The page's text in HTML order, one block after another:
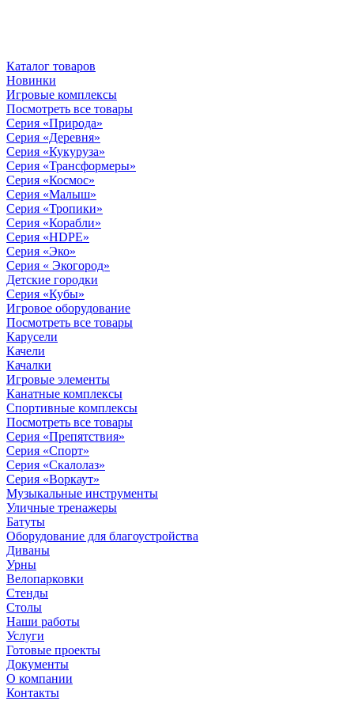
Каталог товаров
Новинки
Игровые комплексы
Посмотреть все товары
Серия «Природа»
Серия «Деревня»
Серия «Кукуруза»
Серия «Трансформеры»
Серия «Космос»
Серия «Малыш»
Серия «Тропики»
Серия «Корабли»
Серия «HDPE»
Серия «Эко»
Серия « Экогород»
Детские городки
Серия «Кубы»
Игровое оборудование
Посмотреть все товары
Карусели
Качели
Качалки
Игровые элементы
Канатные комплексы
Спортивные комплексы
Посмотреть все товары
Серия «Препятствия»
Серия «Спорт»
Серия «Скалолаз»
Серия «Воркаут»
Музыкальные инструменты
Уличные тренажеры
Батуты
Оборудование для благоустройства
Диваны
Урны
Велопарковки
Стенды
Столы
Наши работы
Услуги
Готовые проекты
Документы
О компании
Контакты